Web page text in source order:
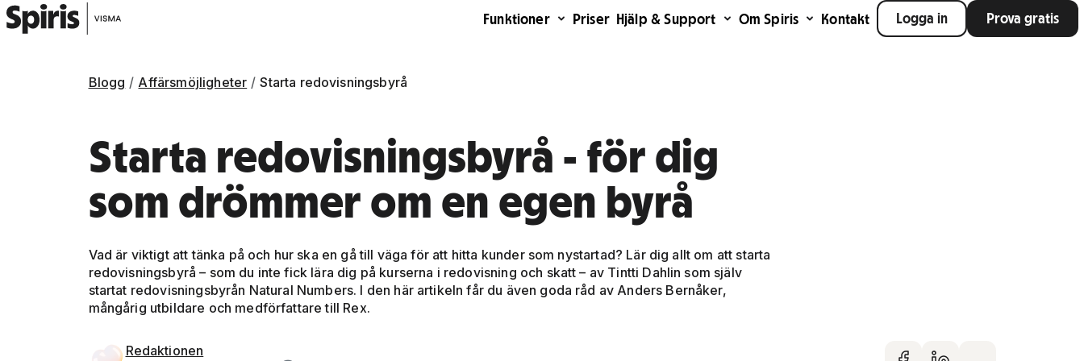
Funktioner Priser Hjälp & Support Om Spiris Kontakt Logga in Prova gratis
Blogg Affärsmöjligheter Starta redovisningsbyrå
Starta redovisningsbyrå - för dig
som drömmer om en egen byrå
Vad är viktigt att tänka på och hur ska en gå till väga för att hitta kunder som nystartad? Lär dig allt om att starta
redovisningsbyrå – som du inte fick lära dig på kurserna i redovisning och skatt – av Tintti Dahlin som själv
startat redovisningsbyrån Natural Numbers. I den här artikeln får du även goda råd av Anders Bernåker,
mångårig utbildare och medförfattare till Rex.
Redaktionen
Gå vidare till artikelns